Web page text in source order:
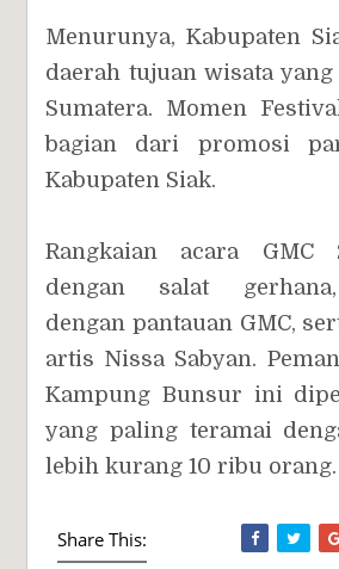
Menurunya, Kabupaten
daerah tujuan wisata
Sumatera. Momen
bagian dari promosi
Kabupaten Siak.
Rangkaian acara GMC
dengan salat
dengan pantauan GMC,
artis Nissa Sabyan.
Kampung Bunsur ini
yang paling teramai
lebih kurang 10 ribu orang.
Share This: